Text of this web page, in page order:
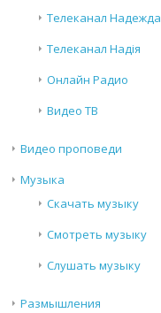
Телеканал Надежда
Телеканал Надія
Онлайн Радио
Видео ТВ
Видео проповеди
Музыка
Скачать музыку
Смотреть музыку
Слушать музыку
Размышления